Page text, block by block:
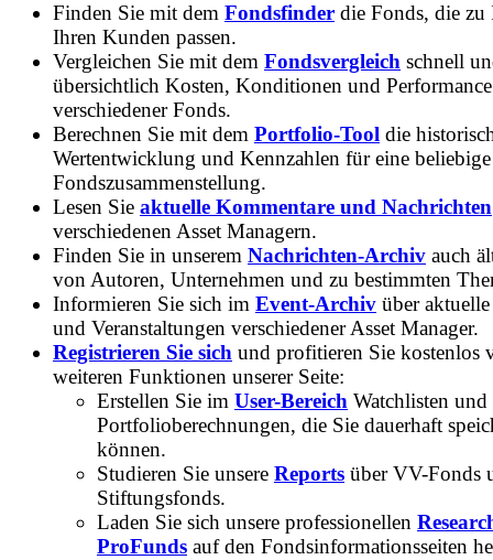
Finden Sie mit dem Fondsfinder die Fonds, die zu
Ihren Kunden passen.
Vergleichen Sie mit dem Fondsvergleich schnell
übersichtlich Kosten, Konditionen und Performance
verschiedener Fonds.
Berechnen Sie mit dem Portfolio-Tool die
Wertentwicklung und Kennzahlen für eine beliebige
Fondszusammenstellung.
Lesen Sie aktuelle Kommentare und Nachrichten
verschiedenen Asset Managern.
Finden Sie in unserem Nachrichten-Archiv auch
von Autoren, Unternehmen und zu bestimmten
Informieren Sie sich im Event-Archiv über
und Veranstaltungen verschiedener Asset Manager.
Registrieren Sie sich und profitieren Sie kostenlos
weiteren Funktionen unserer Seite:
Erstellen Sie im User-Bereich Watchlisten und
Portfolioberechnungen, die Sie dauerhaft
können.
Studieren Sie unsere Reports über VV-Fonds
Stiftungsfonds.
Laden Sie sich unsere professionellen
ProFunds auf den Fondsinformationsseiten